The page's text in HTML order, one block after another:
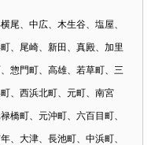
尾、中広、木生谷、塩屋、
、尾崎、新田、真殿、加里
惣門町、高雄、若草町、三
、西浜北町、元町、南宮
橋町、元沖町、六百目町、
、大津、長池町、中浜町、